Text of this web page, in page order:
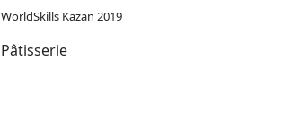
WorldSkills Kazan 2019
Pâtisserie